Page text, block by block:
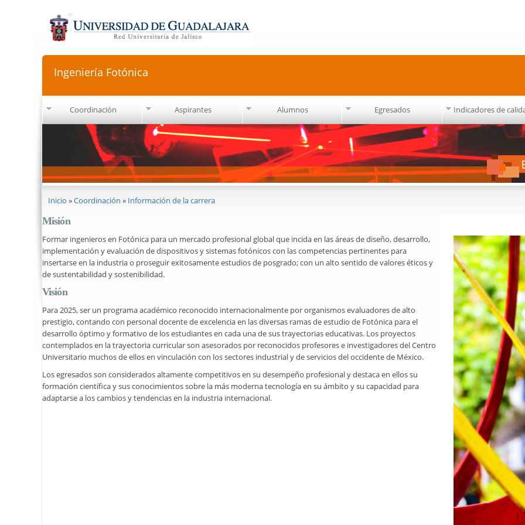
Ingeniería Fotónica
Coordinación Aspirantes Alumnos Egresados Indicadores de
Inicio »Coordinación » Información de la carrera
Misión
Formar ingenieros en Fotónica para un mercado profesional global que incida en las áreas de diseño, desarrollo,
implementación y evaluación de dispositivos y sistemas fotónicos con las competencias pertinentes para
insertarse en la industria o proseguir exitosamente estudios de posgrado; con un alto sentido de valores éticos y
de sustentabilidad y sostenibilidad.
Visión
Para 2025, ser un programa académico reconocido internacionalmente por organismos evaluadores de alto
prestigio, contando con personal docente de excelencia en las diversas ramas de estudio de Fotónica para el
desarrollo óptimo y formativo de los estudiantes en cada una de sus trayectorias educativas. Los proyectos
contemplados en la trayectoria curricular son asesorados por reconocidos profesores e investigadores del Centro
Universitario muchos de ellos en vinculación con los sectores industrial y de servicios del occidente de México.
Los egresados son considerados altamente competitivos en su desempeño profesional y destaca en ellos su
formación científica y sus conocimientos sobre la más moderna tecnología en su ámbito y su capacidad para
adaptarse a los cambios y tendencias en la industria internacional.